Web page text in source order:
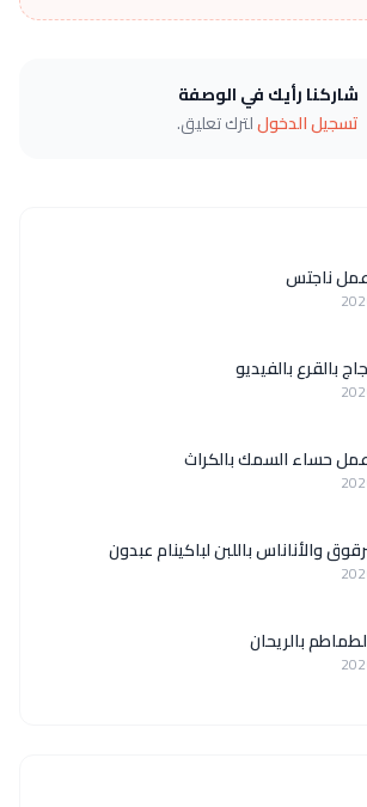
شاركنا رأيك في الوصفة
تسجيل الدخوللترك تعليق.
ناجتس
بالقرع بالفيديو
حساء السمك بالكراث
والأناناس باللبن لباكينام عبدون
بالريحان